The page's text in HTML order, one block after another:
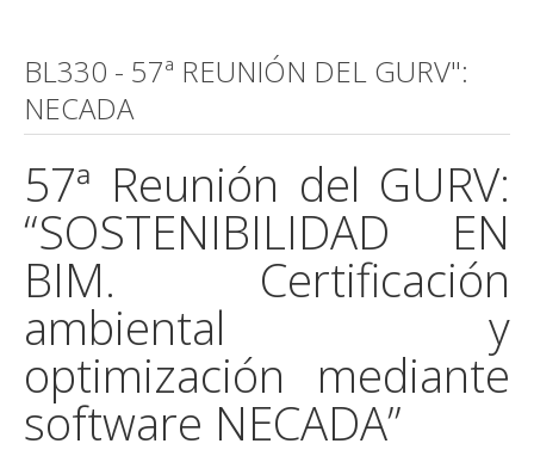
BL330 - 57ª REUNIÓN DEL GURV":
NECADA
57ª Reunión del GURV:
“SOSTENIBILIDAD EN
BIM. Certificación
ambiental y
optimización mediante
software NECADA”